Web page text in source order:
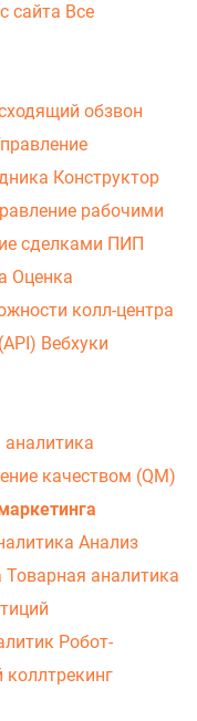
сайта Все
обзвон
Конструктор
рабочими
сделками ПИП
Оценка
колл-центра
Вебхуки
аналитика
качеством (QM)
Анализ
Товарная аналитика
Робот-